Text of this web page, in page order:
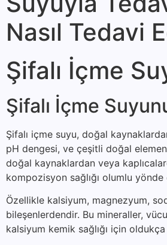
Nasıl Tedavi
Şifalı İçme
Şifalı İçme
Şifalı içme suyu, doğal
pH dengesi, ve çeşitli doğal
doğal kaynaklardan veya
kompozisyon sağlığı olumlu
Özellikle kalsiyum, magnezyum,
bileşenlerdendir. Bu mineraller,
kalsiyum kemik sağlığı için